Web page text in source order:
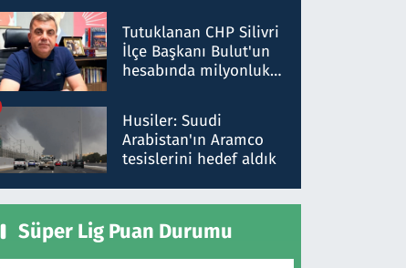
düşürüldüğü" iddiasını
yalanladı
Tutuklanan CHP Silivri
İlçe Başkanı Bulut'un
hesabında milyonluk
talimat verdi, ben
gönderdim
Husiler: Suudi
Arabistan'ın Aramco
tesislerini hedef aldık
Süper Lig Puan Durumu